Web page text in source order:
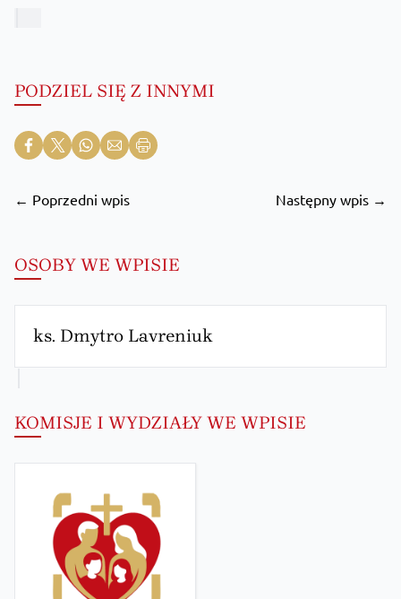
PODZIEL SIĘ Z INNYMI
← Poprzedni wpis Następny wpis →
OSOBY WE WPISIE
ks. Dmytro Lavreniuk
KOMISJE I WYDZIAŁY WE WPISIE